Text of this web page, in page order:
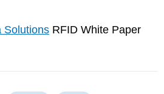
Solutions RFID White Paper